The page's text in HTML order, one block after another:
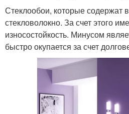
Стеклообои, которые содержат
стекловолокно. За счет этого
износостойкость. Минусом
быстро окупается за счет